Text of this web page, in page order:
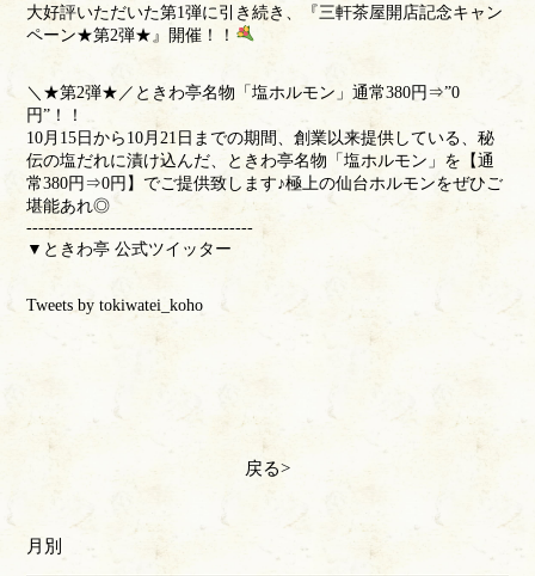
大好評いただいた第1弾に引き続き、『三軒茶屋開店記念キャン
ペーン★第2弾★』開催！！
＼★第2弾★／ときわ亭名物「塩ホルモン」通常380円⇒”0
円”！！
10月15日から10月21日までの期間、創業以来提供している、秘
伝の塩だれに漬け込んだ、ときわ亭名物「塩ホルモン」を【通
常380円⇒0円】でご提供致します♪極上の仙台ホルモンをぜひご
堪能あれ◎
--------------------------------------
▼ときわ亭 公式ツイッター
Tweets by tokiwatei_koho
戻る
月別